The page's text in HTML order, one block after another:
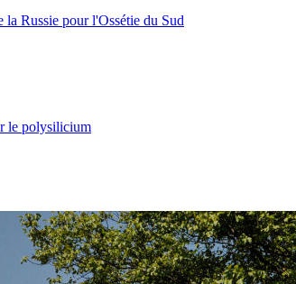
la Russie pour l'Ossétie du Sud
le polysilicium